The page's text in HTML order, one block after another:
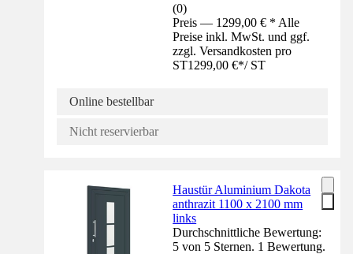
(0)
Preis — 1299,00 € * Alle
Preise inkl. MwSt. und ggf.
zzgl. Versandkosten pro
ST1299,00 €*/ ST
Online bestellbar
Nicht reservierbar
Haustür Aluminium Dakota
anthrazit 1100 x 2100 mm
links
Durchschnittliche Bewertung:
5 von 5 Sternen. 1 Bewertung.